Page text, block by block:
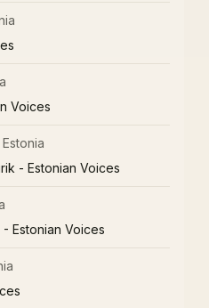
Voices
- Estonian Voices
- Estonian Voices